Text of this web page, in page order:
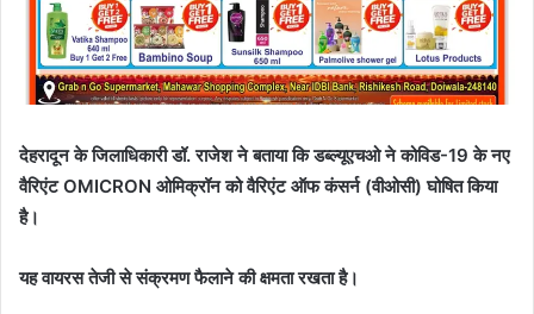
देहरादून के जिलाधिकारी डॉ. राजेश ने बताया कि डब्ल्यूएचओ ने कोविड-19 के नए
वैरिएंट OMICRON ओमिक्रॉन को वैरिएंट ऑफ कंसर्न (वीओसी) घोषित किया
है।
यह वायरस तेजी से संक्रमण फैलाने की क्षमता रखता है।